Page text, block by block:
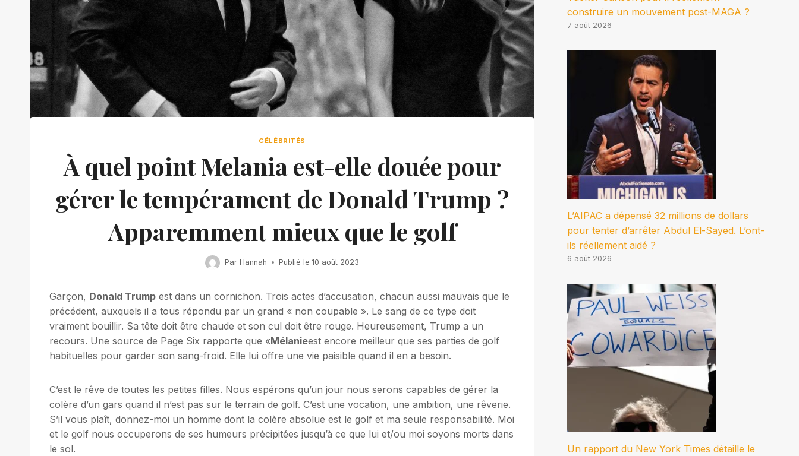
CÉLÉBRITÉS
À quel point Melania est-elle douée pour
gérer le tempérament de Donald Trump ?
Apparemment mieux que le golf
Par Hannah Publié le 10 août 2023
Garçon, Donald Trump est dans un cornichon. Trois actes d’accusation, chacun aussi mauvais que le
précédent, auxquels il a tous répondu par un grand « non coupable ». Le sang de ce type doit
vraiment bouillir. Sa tête doit être chaude et son cul doit être rouge. Heureusement, Trump a un
recours. Une source de Page Six rapporte que «Mélanieest encore meilleur que ses parties de golf
habituelles pour garder son sang-froid. Elle lui offre une vie paisible quand il en a besoin.
C’est le rêve de toutes les petites filles. Nous espérons qu’un jour nous serons capables de gérer la
colère d’un gars quand il n’est pas sur le terrain de golf. C’est une vocation, une ambition, une rêverie.
S’il vous plaît, donnez-moi un homme dont la colère absolue est le golf et ma seule responsabilité. Moi
et le golf nous occuperons de ses humeurs précipitées jusqu’à ce que lui et/ou moi soyons morts dans
le sol.
construire un mouvement post-MAGA ?
7 août 2026
L’AIPAC a dépensé 32 millions de dollars
pour tenter d’arrêter Abdul El-Sayed. L’ont-
ils réellement aidé ?
6 août 2026
Un rapport du New York Times détaille le